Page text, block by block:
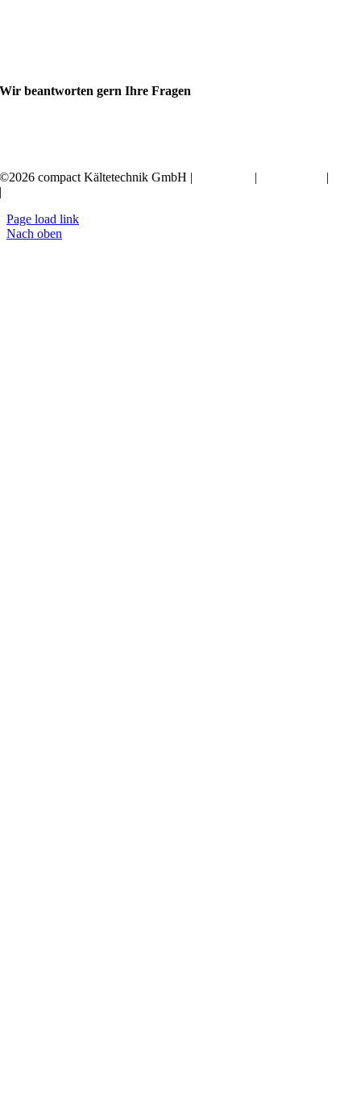
Wir beantworten gern Ihre Fragen
©2026 compact Kältetechnik GmbH | | |
|
Page load link
Nach oben